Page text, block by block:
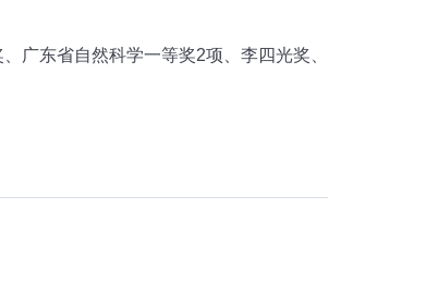
东省自然科学一等奖2项、李四光奖、